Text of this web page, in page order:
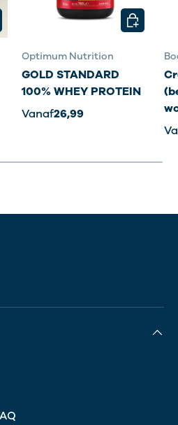
MOGELIJKHEDEN
Optimum Nutrition
GOLD STANDARD
100% WHEY PROTEIN
Vanaf26,99
KIES